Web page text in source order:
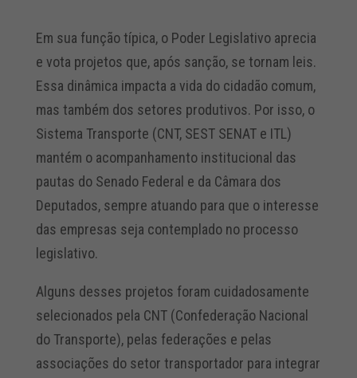
Em sua função típica, o Poder Legislativo aprecia
e vota projetos que, após sanção, se tornam leis.
Essa dinâmica impacta a vida do cidadão comum,
mas também dos setores produtivos. Por isso, o
Sistema Transporte (CNT, SEST SENAT e ITL)
mantém o acompanhamento institucional das
pautas do Senado Federal e da Câmara dos
Deputados, sempre atuando para que o interesse
das empresas seja contemplado no processo
legislativo.
Alguns desses projetos foram cuidadosamente
selecionados pela CNT (Confederação Nacional
do Transporte), pelas federações e pelas
associações do setor transportador para integrar